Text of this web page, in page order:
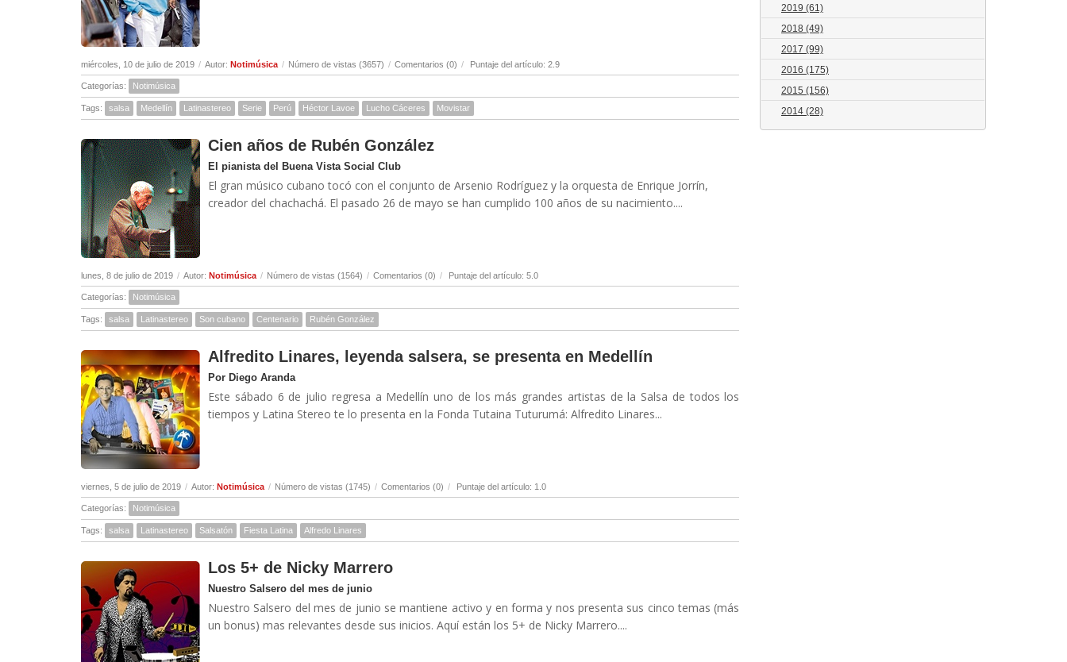
miércoles, 10 de julio de 2019 / Autor: Notimúsica / Número de vistas (3657) / Comentarios (0) / Puntaje del artículo: 2.9
Categorías: Notimúsica
Tags: salsa Medellín Latinastereo Serie Perú Héctor Lavoe Lucho Cáceres Movistar
Cien años de Rubén González
El pianista del Buena Vista Social Club
El gran músico cubano tocó con el conjunto de Arsenio Rodríguez y la orquesta de Enrique Jorrín,
creador del chachachá. El pasado 26 de mayo se han cumplido 100 años de su nacimiento....
lunes, 8 de julio de 2019 / Autor: Notimúsica / Número de vistas (1564) / Comentarios (0) / Puntaje del artículo: 5.0
Categorías: Notimúsica
Tags: salsa Latinastereo Son cubano Centenario Rubén González
Alfredito Linares, leyenda salsera, se presenta en Medellín
Por Diego Aranda
Este sábado 6 de julio regresa a Medellín uno de los más grandes artistas de la Salsa de todos los
tiempos y Latina Stereo te lo presenta en la Fonda Tutaina Tuturumá: Alfredito Linares...
viernes, 5 de julio de 2019 / Autor: Notimúsica / Número de vistas (1745) / Comentarios (0) / Puntaje del artículo: 1.0
Categorías: Notimúsica
Tags: salsa Latinastereo Salsatón Fiesta Latina Alfredo Linares
Los 5+ de Nicky Marrero
Nuestro Salsero del mes de junio
Nuestro Salsero del mes de junio se mantiene activo y en forma y nos presenta sus cinco temas (más
un bonus) mas relevantes desde sus inicios. Aquí están los 5+ de Nicky Marrero....
2019 (61)
2018 (49)
2017 (99)
2016 (175)
2015 (156)
2014 (28)